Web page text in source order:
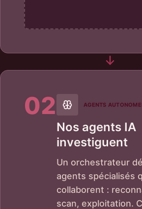
02 AGENTS
Nos agents IA
investiguent
Un orchestrateur
agents spécialisés
collaborent :
scan, exploitation.